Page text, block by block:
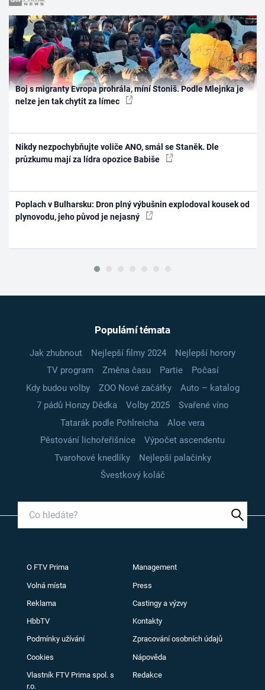
Boj s migranty Evropa prohrála, míní Stoniš. Podle Mlejnka je
nelze jen tak chytit za límec
Nikdy nezpochybňujte voliče ANO, smál se Staněk. Dle
průzkumu mají za lídra opozice Babiše
Poplach v Bulharsku: Dron plný výbušnin explodoval kousek od
plynovodu, jeho původ je nejasný
Populární témata
Jak zhubnout Nejlepší filmy 2024
Nejlepší horory
TV program
Změna času Partie
Počasí
Kdy budou volby
ZOO Nové začátky
Auto – katalog
7 pádů Honzy Dědka
Volby 2025
Svařené víno
Tatarák podle Pohlreicha
Aloe vera
Pěstování lichořeřišnice
Výpočet ascendentu
Tvarohové knedlíky
Nejlepší palačinky
Švestkový koláč
O FTV Prima Management
Volná místa Press
Reklama Castingy a výzvy
HbbTV Kontakty
Podmínky užívání Zpracování osobních údajů
Cookies Nápověda
Vlastník FTV Prima spol. s
r.o.
Redakce